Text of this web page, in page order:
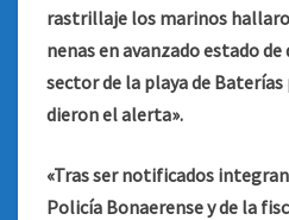
rastrillaje los marinos
nenas en avanzado estado
sector de la playa de
dieron el alerta».
«Tras ser notificados
Policía Bonaerense y de la